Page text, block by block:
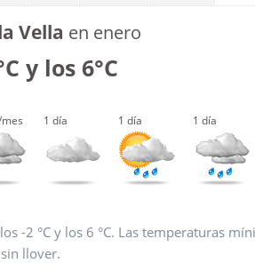
Vella en enero
y los 6°C
1 día 1 día 1 día
-2 °C y los 6 °C. Las temperaturas
llover.